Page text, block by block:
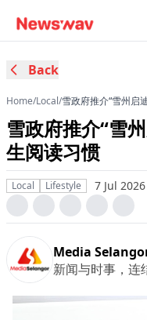
Back
Home/Local/
雪政府推介“雪
生阅读习惯
Local Lifestyle 7 Jul
Media
新闻与时事，连